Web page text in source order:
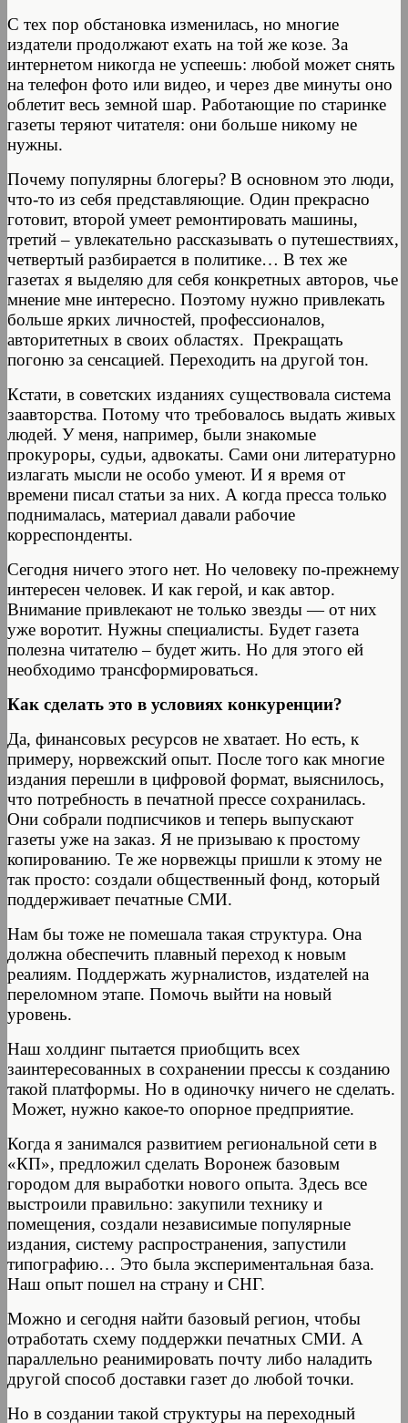
С тех пор обстановка изменилась, но многие
издатели продолжают ехать на той же козе. За
интернетом никогда не успеешь: любой может снять
на телефон фото или видео, и через две минуты оно
облетит весь земной шар. Работающие по старинке
газеты теряют читателя: они больше никому не
нужны.
Почему популярны блогеры? В основном это люди,
что-то из себя представляющие. Один прекрасно
готовит, второй умеет ремонтировать машины,
третий – увлекательно рассказывать о путешествиях,
четвертый разбирается в политике… В тех же
газетах я выделяю для себя конкретных авторов, чье
мнение мне интересно. Поэтому нужно привлекать
больше ярких личностей, профессионалов,
авторитетных в своих областях. Прекращать
погоню за сенсацией. Переходить на другой тон.
Кстати, в советских изданиях существовала система
заавторства. Потому что требовалось выдать живых
людей. У меня, например, были знакомые
прокуроры, судьи, адвокаты. Сами они литературно
излагать мысли не особо умеют. И я время от
времени писал статьи за них. А когда пресса только
поднималась, материал давали рабочие
корреспонденты.
Сегодня ничего этого нет. Но человеку по-прежнему
интересен человек. И как герой, и как автор.
Внимание привлекают не только звезды — от них
уже воротит. Нужны специалисты. Будет газета
полезна читателю – будет жить. Но для этого ей
необходимо трансформироваться.
Как сделать это в условиях конкуренции?
Да, финансовых ресурсов не хватает. Но есть, к
примеру, норвежский опыт. После того как многие
издания перешли в цифровой формат, выяснилось,
что потребность в печатной прессе сохранилась.
Они собрали подписчиков и теперь выпускают
газеты уже на заказ. Я не призываю к простому
копированию. Те же норвежцы пришли к этому не
так просто: создали общественный фонд, который
поддерживает печатные СМИ.
Нам бы тоже не помешала такая структура. Она
должна обеспечить плавный переход к новым
реалиям. Поддержать журналистов, издателей на
переломном этапе. Помочь выйти на новый
уровень.
Наш холдинг пытается приобщить всех
заинтересованных в сохранении прессы к созданию
такой платформы. Но в одиночку ничего не сделать.
Может, нужно какое-то опорное предприятие.
Когда я занимался развитием региональной сети в
«КП», предложил сделать Воронеж базовым
городом для выработки нового опыта. Здесь все
выстроили правильно: закупили технику и
помещения, создали независимые популярные
издания, систему распространения, запустили
типографию… Это была экспериментальная база.
Наш опыт пошел на страну и СНГ.
Можно и сегодня найти базовый регион, чтобы
отработать схему поддержки печатных СМИ. А
параллельно реанимировать почту либо наладить
другой способ доставки газет до любой точки.
Но в создании такой структуры на переходный